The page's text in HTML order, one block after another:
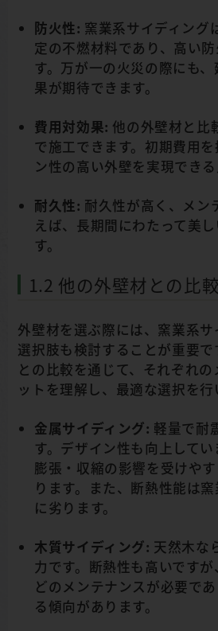
防火性: 窯業系サイディング
定の不燃材料であり、高い
す。万が一の火災の際にも
果が期待できます。
費用対効果: 他の外壁材と比
で施工できます。初期費用
ン性の高い外壁を実現できる
耐久性: 耐久性が高く、メン
えば、長期間にわたって美
す。
1.2 他の外壁材との比較
外壁材を選ぶ際には、窯業系
選択肢も検討することが重要
との比較を通じて、それぞれの
ットを理解し、最適な選択を行
金属サイディング: 軽量で耐
す。デザイン性も向上して
膨張・収縮の影響を受けや
ります。また、断熱性能は
に劣ります。
木質サイディング: 天然木な
力です。断熱性も高いです
どのメンテナンスが必要で
る傾向があります。